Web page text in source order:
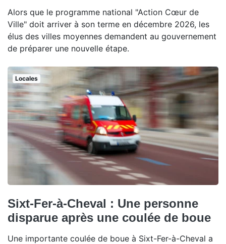
Alors que le programme national "Action Cœur de
Ville" doit arriver à son terme en décembre 2026, les
élus des villes moyennes demandent au gouvernement
de préparer une nouvelle étape.
Locales
Sixt-Fer-à-Cheval : Une personne
disparue après une coulée de boue
Une importante coulée de boue à Sixt-Fer-à-Cheval a